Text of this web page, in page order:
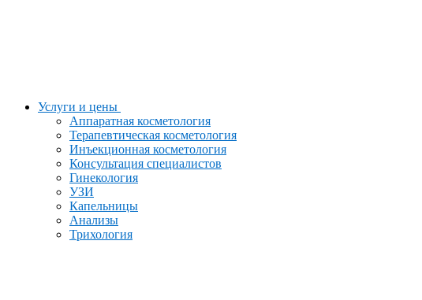
Услуги и цены
Аппаратная косметология
Терапевтическая косметология
Инъекционная косметология
Консультация специалистов
Гинекология
УЗИ
Капельницы
Анализы
Трихология